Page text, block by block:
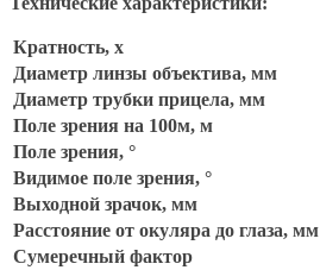
Кратность, x
Диаметр линзы объектива, мм
Диаметр трубки прицела, мм
Поле зрения на 100м, м
Поле зрения, °
Видимое поле зрения, °
Выходной зрачок, мм
Расстояние от окуляра до глаза, мм
Сумеречный фактор